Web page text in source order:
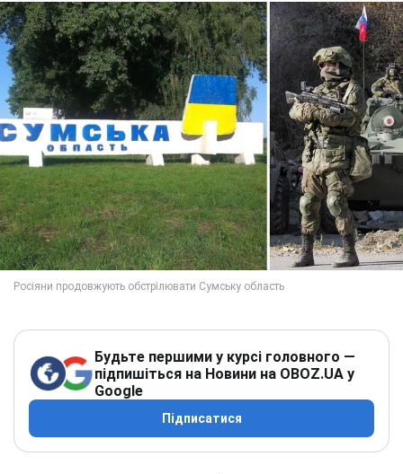
Будьте першими у курсі головного —
підпишіться на Новини на OBOZ.UA у
Google
Підписатися